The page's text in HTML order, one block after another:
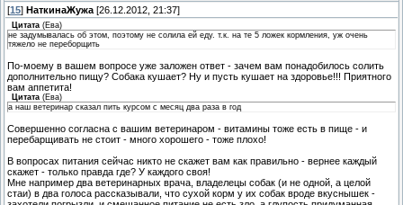
[15] НаткинаЖужа [26.12.2012, 21:37]
Цитата (Ева)
не задумывалась об этом, поэтому не солила ей еду. т.к. на те 5 ложек кормления, уж очень
тяжело не переборщить
По-моему в вашем вопросе уже заложен ответ - зачем вам понадобилось солить
дополнительно пищу? Собака кушает? Ну и пусть кушает на здоровье!!! Приятного
вам аппетита!
Цитата (Ева)
а наш ветеринар сказал пить курсом с месяц два раза в год
Совершенно согласна с вашим ветеринаром - витамины тоже есть в пище - и
перебарщивать не стоит - много хорошего - тоже плохо!
В вопросах питания сейчас никто не скажет вам как правильно - вернее каждый
скажет - только правда где? У каждого своя!
Мне например два ветеринарных врача, владелецы собак (и не одной, а целой
стаи) в два голоса рассказывали, что сухой корм у их собак вроде вкуснышек -